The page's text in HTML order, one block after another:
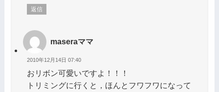
返信
maseraママ
2010年12月14日 07:40
おリボン可愛いですよ！！！
トリミングに行くと，ほんとフワフワになって